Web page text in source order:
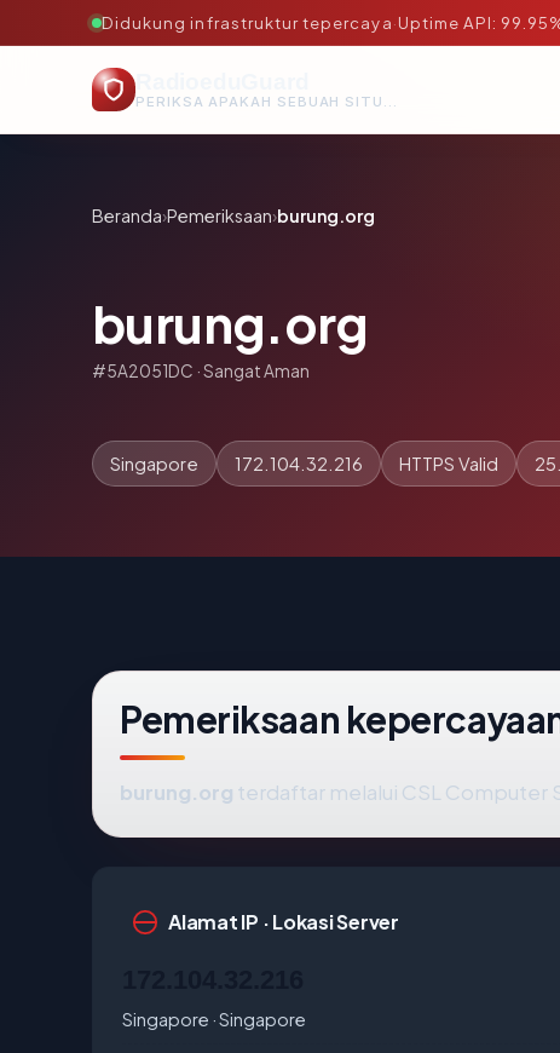
Didukung infrastruktur tepercaya·Uptime API:
PERIKSA APAKAH SEBUAH SITUS AMAN, TEPERCAYA, DAN TERVERIFIKASI DALAM HITUNGAN DETIK.
Beranda›Pemeriksaan›burung.org
burung.org
#5A2051DC · Sangat Aman
Singapore 172.104.32.216 HTTPS Valid
Pemeriksaan
burung.org terdaftar melalui CSL Computer
Alamat IP · Lokasi Server
Singapore · Singapore